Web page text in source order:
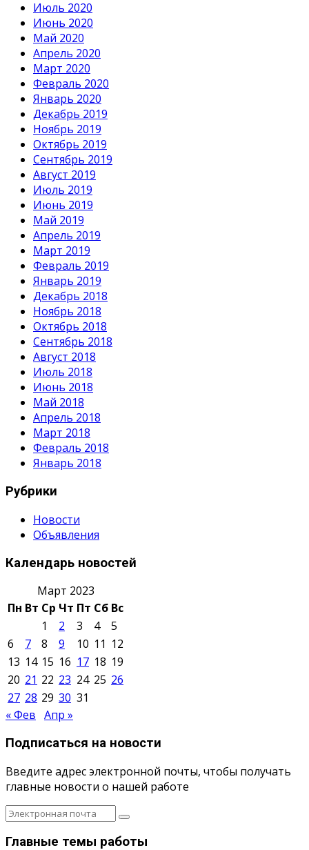
Июль 2020
Июнь 2020
Май 2020
Апрель 2020
Март 2020
Февраль 2020
Январь 2020
Декабрь 2019
Ноябрь 2019
Октябрь 2019
Сентябрь 2019
Август 2019
Июль 2019
Июнь 2019
Май 2019
Апрель 2019
Март 2019
Февраль 2019
Январь 2019
Декабрь 2018
Ноябрь 2018
Октябрь 2018
Сентябрь 2018
Август 2018
Июль 2018
Июнь 2018
Май 2018
Апрель 2018
Март 2018
Февраль 2018
Январь 2018
Рубрики
Новости
Объявления
Календарь новостей
Март 2023
Пн Вт Ср Чт Пт Сб Вс
1
2 3 4
5
6
7 8 9 10 11 12
13 14 15 16 17 18 19
20 21 22 23 24 25 26
27 28 29 30 31
« Фев Апр »
Подписаться на новости
Введите адрес электронной почты, чтобы получать
главные новости о нашей работе
Главные темы работы